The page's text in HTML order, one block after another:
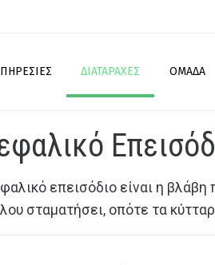
ΔΙΑΤΑΡΑΧΈΣ ΟΜΆΔΑ
επεισόδιο είναι η
σταματήσει, οπότε τα